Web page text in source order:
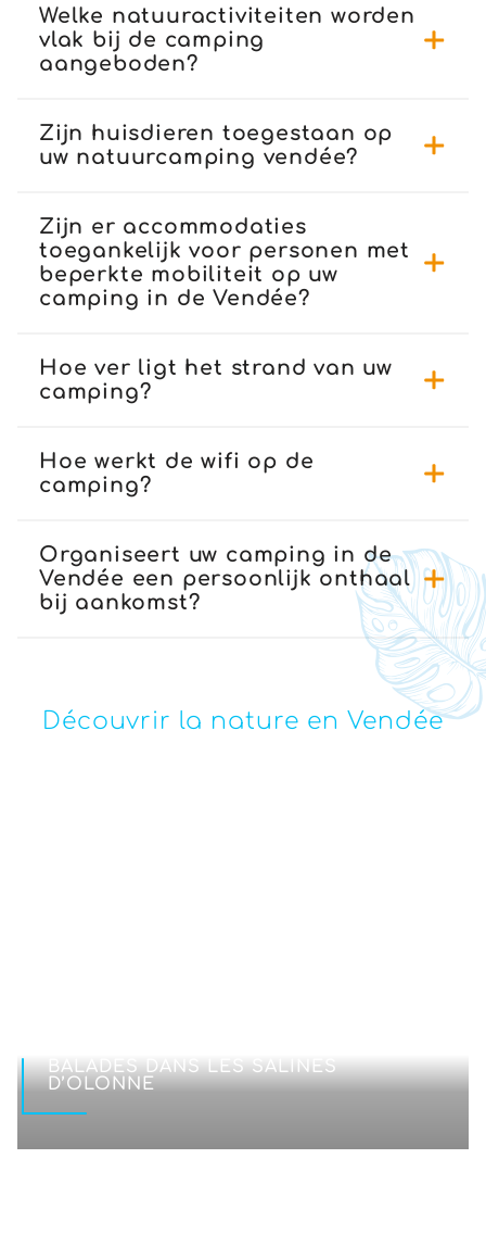
Welke natuuractiviteiten worden
vlak bij de camping
aangeboden?
Zijn huisdieren toegestaan op
uw natuurcamping vendée?
Zijn er accommodaties
toegankelijk voor personen met
beperkte mobiliteit op uw
camping in de Vendée?
Hoe ver ligt het strand van uw
camping?
Hoe werkt de wifi op de
camping?
Organiseert uw camping in de
Vendée een persoonlijk onthaal
bij aankomst?
Découvrir la nature en Vendée
BALADES DANS LES SALINES
D’OLONNE